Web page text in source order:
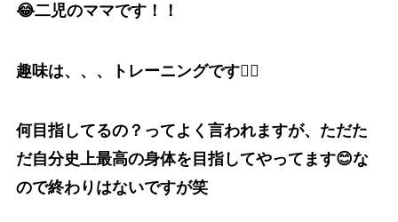
😂二児のママです！！
趣味は、、、トレーニングです🏋️‍♀️
何目指してるの？ってよく言われますが、ただた
だ自分史上最高の身体を目指してやってます😊な
ので終わりはないですが笑